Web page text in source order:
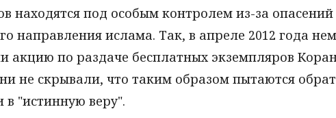
находятся под особым контролем из-за опасений
направления ислама. Так, в апреле 2012 года
акцию по раздаче бесплатных экземпляров
не скрывали, что таким образом пытаются
"истинную веру".